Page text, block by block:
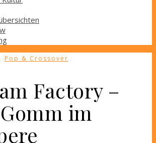
Pop & Crossover
Factory –
im